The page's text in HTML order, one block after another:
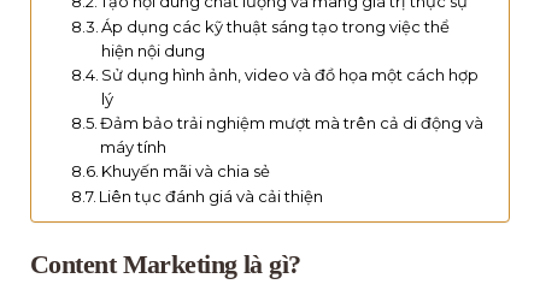
Áp dụng các kỹ thuật sáng tạo trong việc thể
hiện nội dung
Sử dụng hình ảnh, video và đồ họa một cách hợp
lý
Đảm bảo trải nghiệm mượt mà trên cả di động và
máy tính
Khuyến mãi và chia sẻ
Liên tục đánh giá và cải thiện
Content Marketing là gì?